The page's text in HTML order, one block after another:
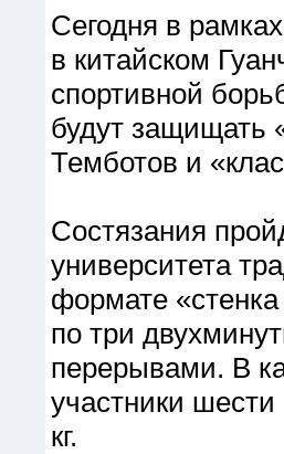
Сегодня в
в китайском
спортивной
будут защищать
Темботов и
Состязания
университета
формате «стенка
по три
перерывами. В
участники
кг.